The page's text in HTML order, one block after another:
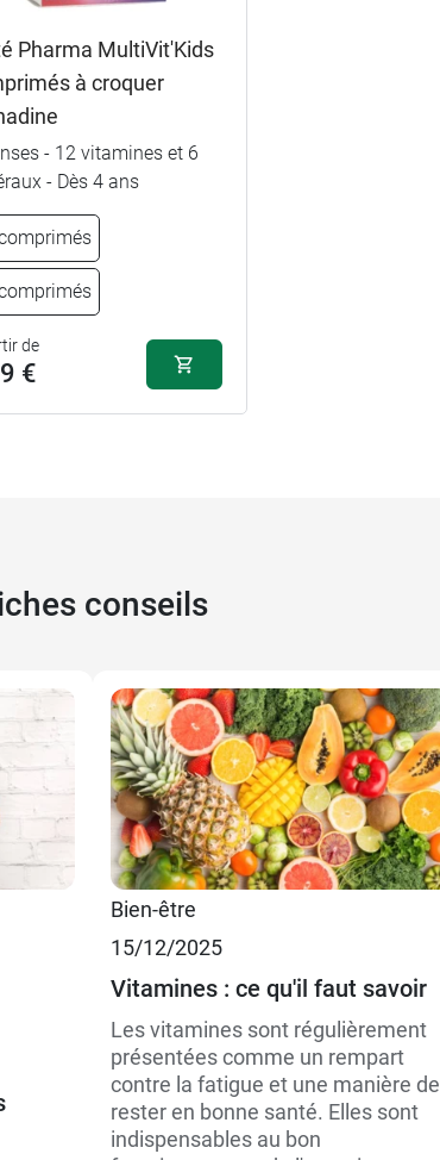
Pharma MultiVit'Kids
à croquer
- 12 vitamines et 6
- Dès 4 ans
de
€
17,99 €
conseils
Bien-être
15/12/2025
Vitamines : ce qu'il faut savoir
Les vitamines sont régulièrement
présentées comme un rempart
contre la fatigue et une manière de
rester en bonne santé. Elles sont
indispensables au bon